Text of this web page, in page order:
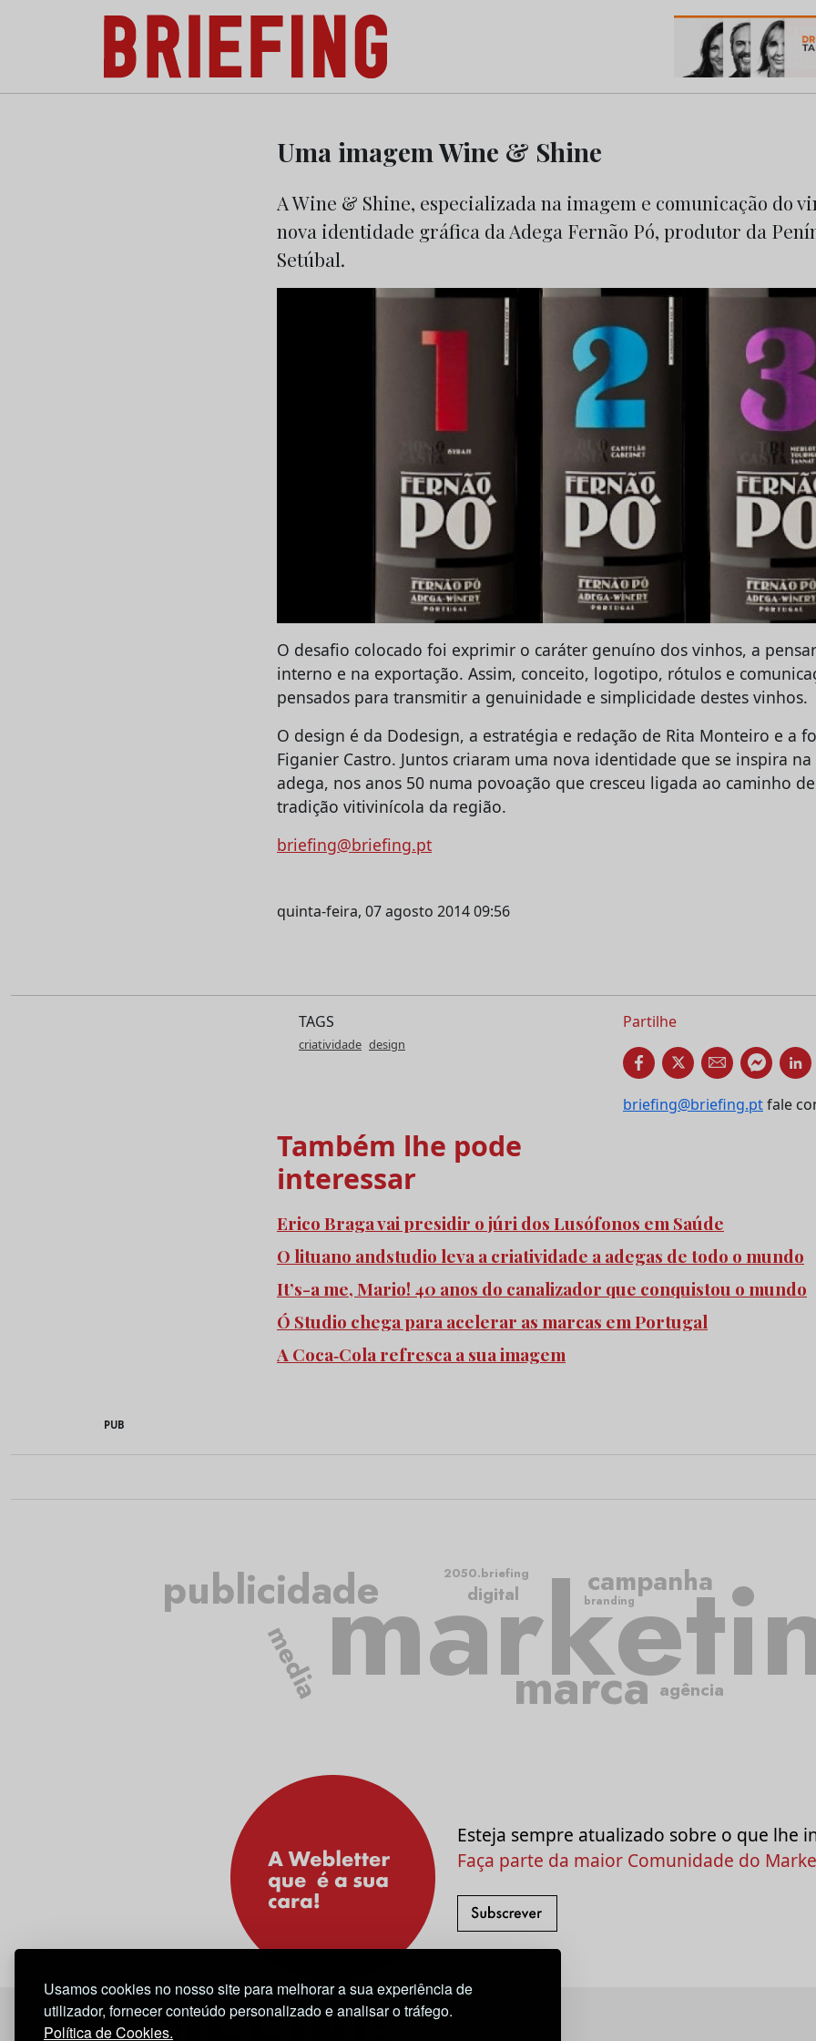
Usamos cookies no nosso site para melhorar a sua experiência de
utilizador, fornecer conteúdo personalizado e analisar o tráfego.
Política de Cookies.
Briefing: Todas as notícias sobre os negócios do Marketing e da Publicidade
Uma imagem Wine & Shine
A Wine & Shine, especializada na imagem e comunicação do
nova identidade gráfica da Adega Fernão Pó, produtor da
Setúbal.
O desafio colocado foi exprimir o caráter genuíno dos vinhos, a
interno e na exportação. Assim, conceito, logotipo, rótulos e
pensados para transmitir a genuinidade e simplicidade destes vinhos.
O design é da Dodesign, a estratégia e redação de Rita Monteiro e a
Figanier Castro. Juntos criaram uma nova identidade que se inspira
adega, nos anos 50 numa povoação que cresceu ligada ao caminho
tradição vitivinícola da região.
briefing@briefing.pt
quinta-feira, 07 agosto 2014 09:56
TAGS
criatividade design
Partilhe
briefing@briefing.ptfale
Também lhe pode
interessar
Erico Braga vai presidir o júri dos Lusófonos em Saúde
O lituano andstudio leva a criatividade a adegas de todo o mundo
It’s-a me, Mario! 40 anos do canalizador que conquistou o mundo
Ó Studio chega para acelerar as marcas em Portugal
A Coca‑Cola refresca a sua imagem
PUB
publicidade
marca
campanha
media agência
digital
2050.briefing
branding
Esteja sempre atualizado sobre o que lhe
Faça parte da maior Comunidade do